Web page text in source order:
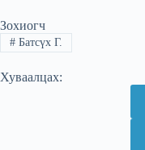
Зохиогч
#Батсүх Г.
Хуваалцах: